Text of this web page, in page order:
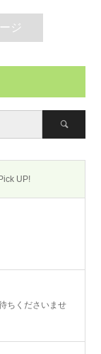
ジ
Pick UP!
ちくださいませ